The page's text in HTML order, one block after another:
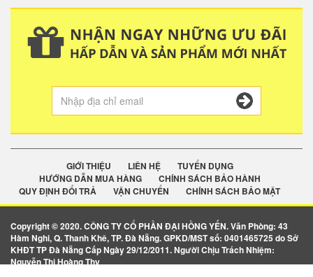
GIỚI THIỆU LIÊN HỆ
TUYỂN DỤNG
HƯỚNG DẪN MUA HÀNG
CHÍNH SÁCH BẢO HÀNH
QUY ĐỊNH ĐỔI TRẢ
VẬN CHUYỂN CHÍNH SÁCH BẢO MẬT
Copyright © 2020. CÔNG TY CỔ PHẦN ĐẠI HỒNG YẾN. Văn Phòng: 43
Hàm Nghi, Q. Thanh Khê, TP. Đà Nẵng. GPKD/MST số: 0401465725 do Sở
KHĐT TP Đà Nẵng Cấp Ngày 29/12/2011. Người Chịu Trách Nhiệm:
Nguyễn Thị Hoàng Thy